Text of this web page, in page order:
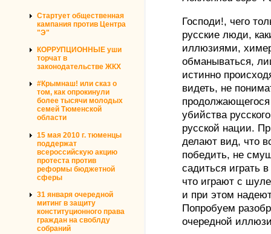
Стартует общественная
кампания против Центра
"Э"
КОРРУПЦИОННЫЕ уши
торчат в
законодательстве ЖКХ
#Крымнаш! или сказ о
том, как опрокинули
более тысячи молодых
семей Тюменской
области
15 мая 2010 г. тюменцы
поддержат
всероссийскую акцию
протеста против
реформы бюджетной
сферы
31 января очередной
митинг в защиту
конституционного права
граждан на своблду
собраний
Господи!, чего
русские люди,
иллюзиями,
обманываться,
истинно
видеть, не
убийства
русской нации.
делают вид, что
победить, не
садиться играть
что играют с
и при этом
Попробуем
очередной